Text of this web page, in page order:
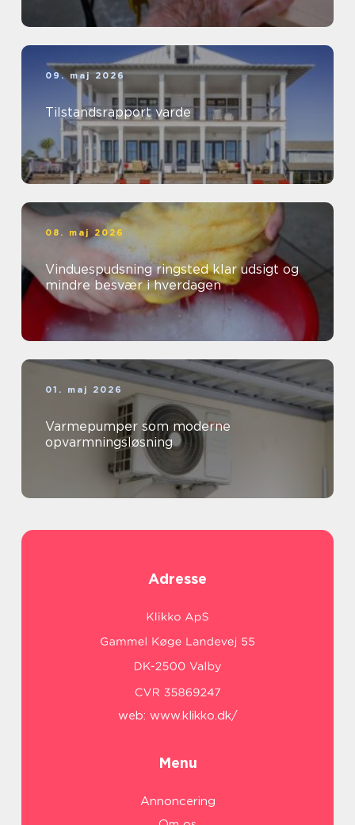
09. maj 2026
Tilstandsrapport varde
08. maj 2026
Vinduespudsning ringsted klar udsigt og
mindre besvær i hverdagen
01. maj 2026
Varmepumper som moderne
opvarmningsløsning
Adresse
web: www.klikko.dk/
Menu
Annoncering